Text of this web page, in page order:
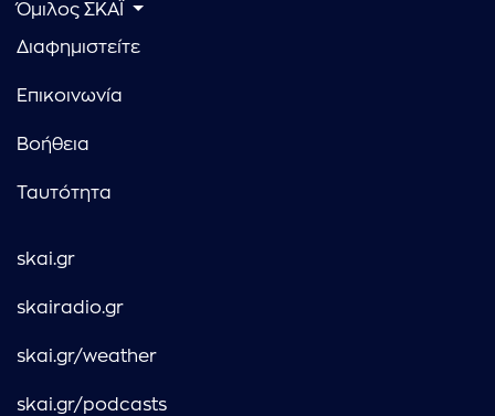
Όμιλος ΣΚΑΪ
Διαφημιστείτε
Επικοινωνία
Βοήθεια
Ταυτότητα
skai.gr
skairadio.gr
skai.gr/weather
skai.gr/podcasts